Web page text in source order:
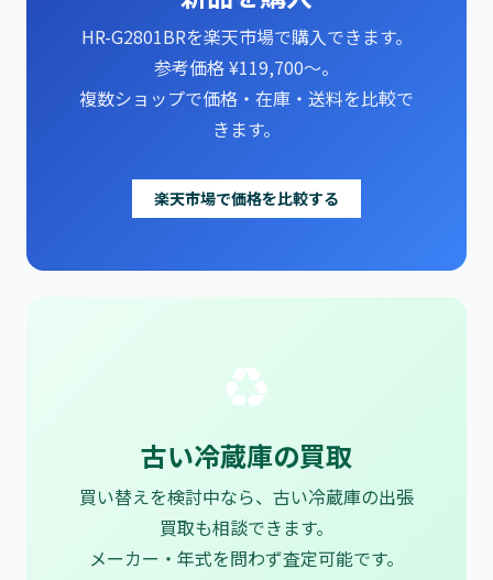
HR-G2801BRを楽天市場で購入できます。
参考価格 ¥119,700～。
複数ショップで価格・在庫・送料を比較で
きます。
楽天市場で価格を比較する
♻
古い冷蔵庫の買取
買い替えを検討中なら、古い冷蔵庫の出張
買取も相談できます。
メーカー・年式を問わず査定可能です。